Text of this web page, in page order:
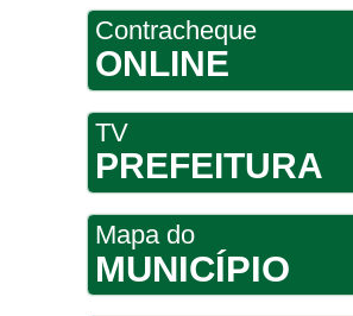
Contracheque
ONLINE
TV
PREFEITURA
Mapa do
MUNICÍPIO